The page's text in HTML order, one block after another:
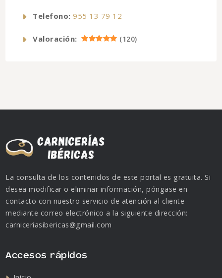
Telefono: 955 13 79 12
Valoración: (120)
La consulta de los contenidos de este portal es gratuita. Si
desea modificar o eliminar información, póngase en
contacto con nuestro servicio de atención al cliente
mediante correo electrónico a la siguiente dirección:
carniceriasibericas@gmail.com
Accesos rápidos